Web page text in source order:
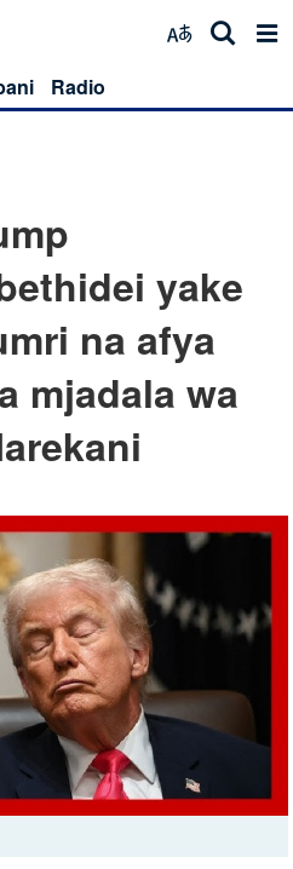
Radio
yake
na afya
mjadala wa